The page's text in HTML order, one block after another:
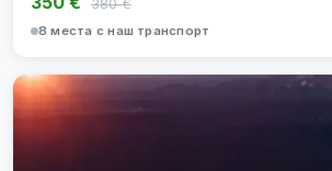
380 €
8 места с наш транспорт